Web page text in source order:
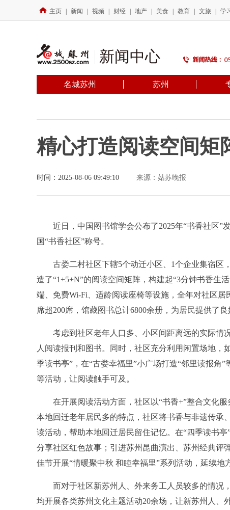
主页 新闻 视频 财经 地产 美食 教育 文旅 学
新闻中心
名城苏州 苏州
精心打造阅读空间矩
时间：2025-08-06 09:49:10 来源：姑苏晚报
近日，中国图书馆学会公布了2025年“书香社区”
国“书香社区”称号。
古娄二村社区下辖5个动迁小区、1个企业集宿区
造了“1+5+N”的阅读空间矩阵，构建起“3分钟书香生
端、免费Wi-Fi、适龄阅读座椅等设施，全年对社区
席超200席，馆藏图书总计6800余册，为居民提供了良
考虑到社区老年人口多、小区间距离远的实际情
人阅读报刊和图书。同时，社区充分利用闲置场地，
季读书亭”，在“古娄幸福里”小广场打造“邻里读报角
等活动，让阅读触手可及。
在开展阅读活动方面，社区以“书香+”整合文化服
本地回迁老年居民多的特点，社区将书香与非遗传承
读活动，帮助本地回迁居民留住记忆。在“四季读书亭
分享社区红色故事；引进苏州昆曲演出、苏州经典评
佳节开展“情暖聚中秋 和睦幸福里”系列活动，延续地
而对于社区新苏州人、外来务工人员较多的情况，
均开展各类苏州文化主题活动20余场，让新苏州人